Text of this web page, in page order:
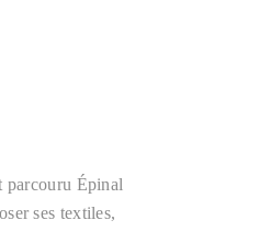
parcouru Épinal
ses textiles,